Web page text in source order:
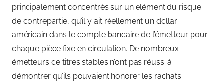
principalement concentrés sur un élément du risque
de contrepartie, qu’il y ait réellement un dollar
américain dans le compte bancaire de l’émetteur pour
chaque pièce fixe en circulation. De nombreux
émetteurs de titres stables n’ont pas réussi à
démontrer qu’ils pouvaient honorer les rachats